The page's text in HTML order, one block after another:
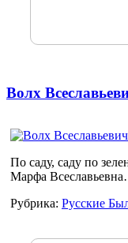
Волх
По саду, саду по
Марфа
Рубрика: Русские